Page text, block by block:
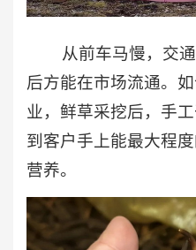
从前车马慢，交通
后方能在市场流通。
业，鲜草采挖后，手
到客户手上能最大程
营养。